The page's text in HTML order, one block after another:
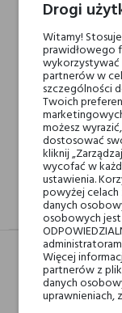
Min. 3 próbki
Darmowa
14 dni na zwrot
OPIS
Nuty głowy
Drogi
Witamy!
prawidłowego
wykorzystywać
partnerów w
szczególności
Twoich
możesz
dostosować
kliknij
wycofać w
ustawienia.
powyżej
danych
osobowych jest
Więcej
partnerów z
danych
uprawnieniach,